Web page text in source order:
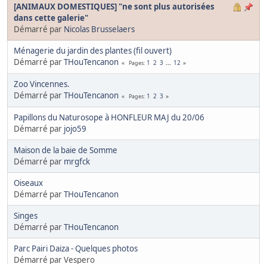
[ANIMAUX DOMESTIQUES] "ne sont plus autorisées
dans cette galerie"
Démarré par Nicolas Brusselaers
Ménagerie du jardin des plantes (fil ouvert)
Démarré parTHouTencanon Pages 1 2 3 ... 12
Zoo Vincennes.
Démarré parTHouTencanon Pages 1 2 3
Papillons du Naturosope à HONFLEUR MAJ du 20/06
Démarré par jojo59
Maison de la baie de Somme
Démarré par mrgfck
Oiseaux
Démarré parTHouTencanon
Singes
Démarré parTHouTencanon
Parc Pairi Daiza - Quelques photos
Démarré par Vespero